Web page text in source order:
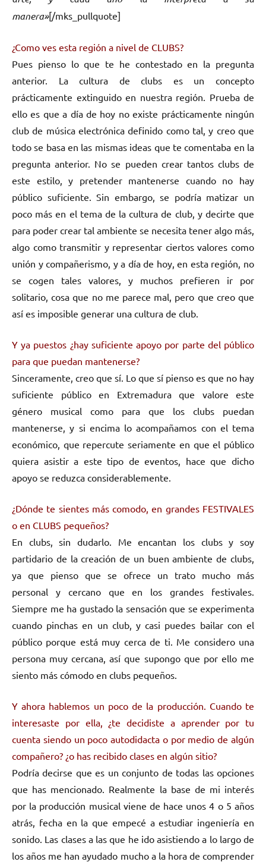
manera»[/mks_pullquote]
¿Como ves esta región a nivel de CLUBS?
Pues pienso lo que te he contestado en la pregunta
anterior. La cultura de clubs es un concepto
prácticamente extinguido en nuestra región. Prueba de
ello es que a día de hoy no existe prácticamente ningún
club de música electrónica definido como tal, y creo que
todo se basa en las mismas ideas que te comentaba en la
pregunta anterior. No se pueden crear tantos clubs de
este estilo, y pretender mantenerse cuando no hay
público suficiente. Sin embargo, se podría matizar un
poco más en el tema de la cultura de club, y decirte que
para poder crear tal ambiente se necesita tener algo más,
algo como transmitir y representar ciertos valores como
unión y compañerismo, y a día de hoy, en esta región, no
se cogen tales valores, y muchos prefieren ir por
solitario, cosa que no me parece mal, pero que creo que
así es imposible generar una cultura de club.
Y ya puestos ¿hay suficiente apoyo por parte del público
para que puedan mantenerse?
Sinceramente, creo que sí. Lo que sí pienso es que no hay
suficiente público en Extremadura que valore este
género musical como para que los clubs puedan
mantenerse, y si encima lo acompañamos con el tema
económico, que repercute seriamente en que el público
quiera asistir a este tipo de eventos, hace que dicho
apoyo se reduzca considerablemente.
¿Dónde te sientes más comodo, en grandes FESTIVALES
o en CLUBS pequeños?
En clubs, sin dudarlo. Me encantan los clubs y soy
partidario de la creación de un buen ambiente de clubs,
ya que pienso que se ofrece un trato mucho más
personal y cercano que en los grandes festivales.
Siempre me ha gustado la sensación que se experimenta
cuando pinchas en un club, y casi puedes bailar con el
público porque está muy cerca de ti. Me considero una
persona muy cercana, así que supongo que por ello me
siento más cómodo en clubs pequeños.
Y ahora hablemos un poco de la producción. Cuando te
interesaste por ella, ¿te decidiste a aprender por tu
cuenta siendo un poco autodidacta o por medio de algún
compañero? ¿o has recibido clases en algún sitio?
Podría decirse que es un conjunto de todas las opciones
que has mencionado. Realmente la base de mi interés
por la producción musical viene de hace unos 4 o 5 años
atrás, fecha en la que empecé a estudiar ingeniería en
sonido. Las clases a las que he ido asistiendo a lo largo de
los años me han ayudado mucho a la hora de comprender